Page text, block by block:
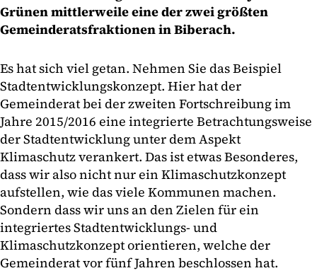
Grünen mittlerweile eine der zwei größten
Gemeinderatsfraktionen in Biberach.
Es hat sich viel getan. Nehmen Sie das Beispiel
Stadtentwicklungskonzept. Hier hat der
Gemeinderat bei der zweiten Fortschreibung im
Jahre 2015/2016 eine integrierte Betrachtungsweise
der Stadtentwicklung unter dem Aspekt
Klimaschutz verankert. Das ist etwas Besonderes,
dass wir also nicht nur ein Klimaschutzkonzept
aufstellen, wie das viele Kommunen machen.
Sondern dass wir uns an den Zielen für ein
integriertes Stadtentwicklungs- und
Klimaschutzkonzept orientieren, welche der
Gemeinderat vor fünf Jahren beschlossen hat.